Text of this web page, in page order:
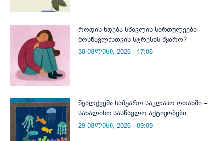
როდის ხდება სწავლის სირთულეები
მოსწავლისთვის სტრესის წყარო?
30 ივლისი, 2026 - 17:06
წყალქვეშა სამყარო საკლასო ოთახში –
სახალისო სასწავლო აქტივობები
29 ივლისი, 2026 - 09:09